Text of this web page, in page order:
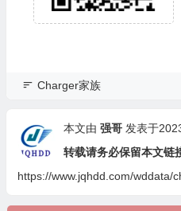
Charger家族
本文由 强哥 发表于
转载请务必保留本文链
https://www.jqhdd.com/wddata/